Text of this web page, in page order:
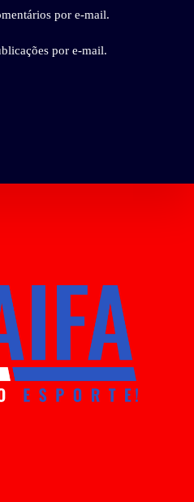
por e-mail.
por e-mail.